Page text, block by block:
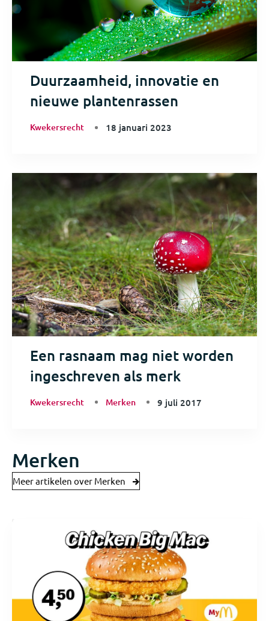
Duurzaamheid, innovatie en
nieuwe plantenrassen
Kwekersrecht 18 januari 2023
Een rasnaam mag niet worden
ingeschreven als merk
Kwekersrecht Merken 9 juli 2017
Merken
Meer artikelen over Merken